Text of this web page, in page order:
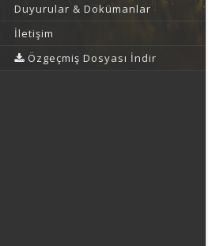
Duyurular & Dokümanlar
İletişim
Özgeçmiş Dosyası İndir